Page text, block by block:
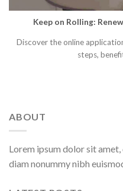
Keep on Rolling:
Discover the online
steps,
ABOUT
Lorem ipsum dolor sit
diam nonummy nibh